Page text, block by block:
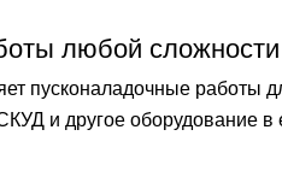
любой сложности
пусконаладочные работы
и другое оборудование